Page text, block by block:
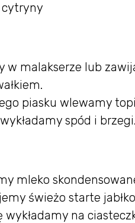
cytryny
w malakserze lub
piasku wlewamy
spód i brzegi.
mleko
świeżo starte
wykładamy na